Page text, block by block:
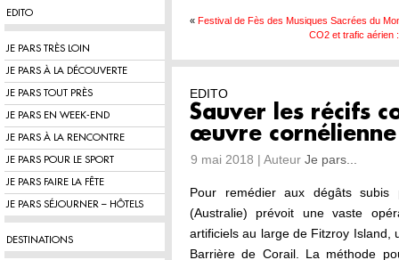
EDITO
JE PARS TRÈS LOIN
JE PARS À LA DÉCOUVERTE
JE PARS TOUT PRÈS
JE PARS EN WEEK-END
JE PARS À LA RENCONTRE
JE PARS POUR LE SPORT
JE PARS FAIRE LA FÊTE
JE PARS SÉJOURNER – HÔTELS
DESTINATIONS
« Festival de Fès des Musiques Sacrées du
CO2 et trafic aérien
EDITO
Sauver les récifs
œuvre
9 mai 2018 | Auteur Je pars...
Pour remédier aux dégâts
(Australie) prévoit une vaste
artificiels au large de Fitzroy Island,
Barrière de Corail. La méthode